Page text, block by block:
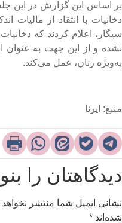
اساس این گزارش در این
با انتقاد از مالیات
اعلام کردند که
و از این جهت به عنوان
زنان، عمل می‌کند.
ایرنا
را
ایمیل شما منتشر
*